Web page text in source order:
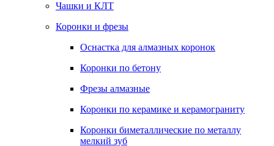
Чашки и КЛТ
Коронки и фрезы
Оснастка для алмазных коронок
Коронки по бетону
Фрезы алмазные
Коронки по керамике и керамограниту
Коронки биметаллические по металлу
мелкий зуб